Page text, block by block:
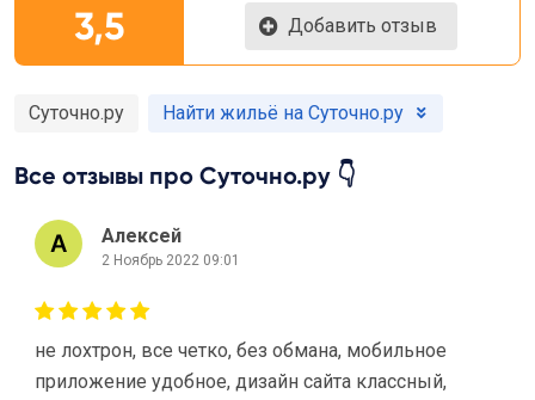
3,5 Добавить отзыв
Суточно.ру Найти жильё на Суточно.ру
Все отзывы про Суточно.ру 👇
Алексей
2 Ноябрь 2022 09:01
не лохтрон, все четко, без обмана, мобильное
приложение удобное, дизайн сайта классный,